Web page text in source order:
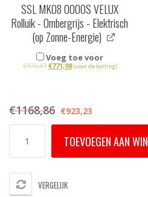
SSL MK08 0000S VELUX
Rolluik - Ombergrijs - Elektrisch
(op Zonne-Energie)
Voeg toe voor
€976,47 €771,98 (voor de korting)
€1168,86 €923,23
MK08
Comfort
TOEVOEGEN AAN
VERGELIJK